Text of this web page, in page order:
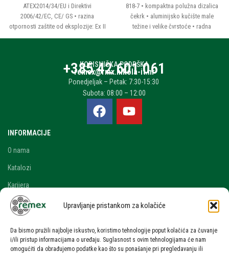
Upravljanje pristankom za kolačiće
Da bismo pružili najbolje iskustvo, koristimo tehnologije poput kolačića za čuvanje
i/ili pristup informacijama o uređaju. Suglasnost s ovim tehnologijama će nam
omogućiti da obrađujemo podatke kao što su ponašanje pri pregledavanju ili
ATEX2014/34/EU i Direktivi
2006/42/EC, CE/ GS • razina
otpornosti zaštite od eksplozije: Ex II
Zona 1 i 2 (plin), Zona 21 i 22
(prašina) • cijeli proizvod opremljen
je anti-iskrećim omotačem, a sustav
kočnice u potpunosti štiti stranu tvar
od ulaska u mehanizam • nosivi lanac:
pocinčani ili od nehrđajućeg čelika
818-7 • kompaktna polužna dizalica
čekrk • aluminijsko kučište male
težine i velike čvrstoće • radna
KORISNIČKA PODRŠKA
+385 42 601 061
remex@rmx.nikola-it.hr
Ponedjeljak – Petak: 7:30-15:30
Subota: 08:00 – 12:00
INFORMACIJE
O nama
Katalozi
Karijera
Blog i novosti
RAČUN